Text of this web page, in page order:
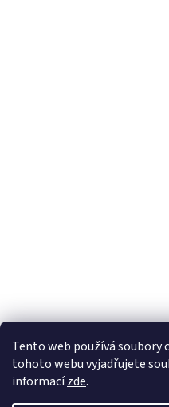
Tento web používá soubory
tohoto webu vyjadřujete
informacízde.
🏝️ Dovolená: 🏝️
probíhat dovolená. Celá